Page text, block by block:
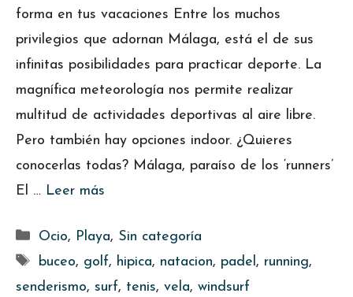
forma en tus vacaciones Entre los muchos
privilegios que adornan Málaga, está el de sus
infinitas posibilidades para practicar deporte. La
magnífica meteorología nos permite realizar
multitud de actividades deportivas al aire libre.
Pero también hay opciones indoor. ¿Quieres
conocerlas todas? Málaga, paraíso de los ‘runners’
El … Leer más
Categorías
Ocio, Playa, Sin categoría
Etiquetas
buceo, golf, hipica, natacion, padel , running,
senderismo, surf, tenis, vela, windsurf